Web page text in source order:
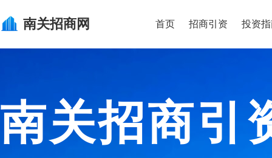
南关招商网 首页 招商引资 投资
南关招商引